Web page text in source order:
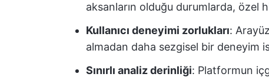
aksanların olduğu durumlarda, özel
Kullanıcı deneyimi zorlukları:
almadan daha sezgisel bir deneyim
Sınırlı analiz derinliği: Platformun